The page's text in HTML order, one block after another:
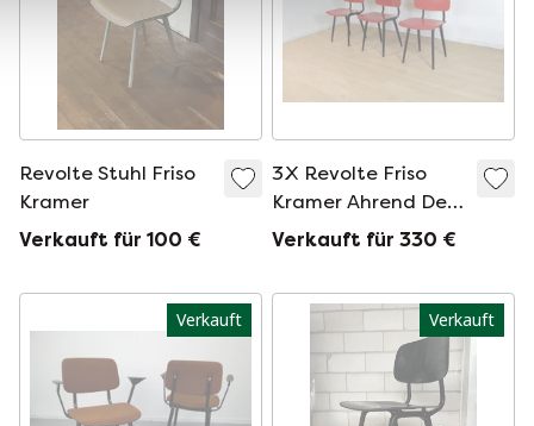
Revolte Stuhl Friso
Kramer
Verkauft für 100 €
3X Revolte Friso
Kramer Ahrend De
Cirkel
Verkauft für 330 €
Verkauft Verkauft